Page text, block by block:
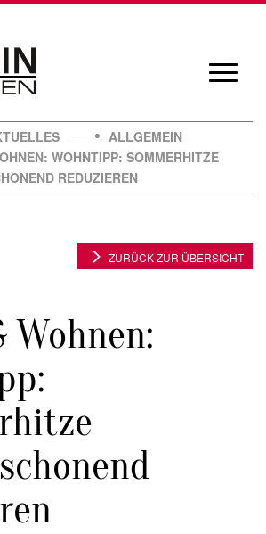
ALLGEMEIN
WOHNTIPP: SOMMERHITZE
REDUZIEREN
Wohnen:
ZURÜCK ZUR ÜBERSICHT